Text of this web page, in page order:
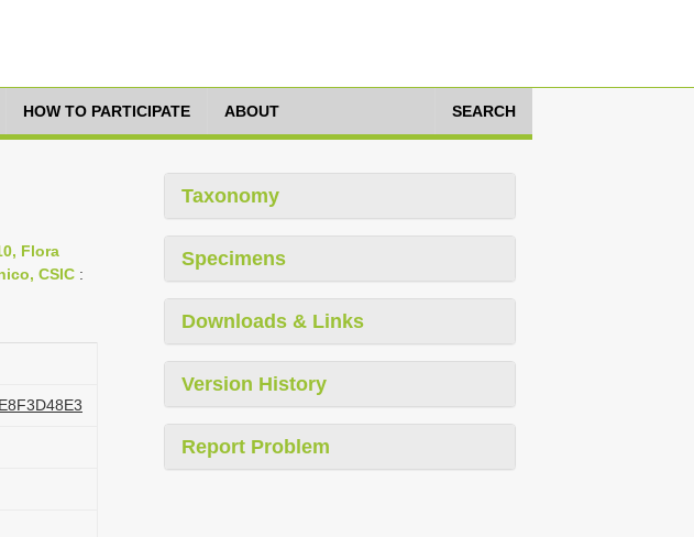
HOW TO PARTICIPATE ABOUT SEARCH
Flora
CSIC :
Taxonomy
Specimens
Downloads & Links
Version History
Report Problem